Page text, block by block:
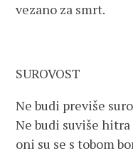
vezano za smrt.
SUROVOST
Ne budi previše
Ne budi suviše
oni su se s tobom